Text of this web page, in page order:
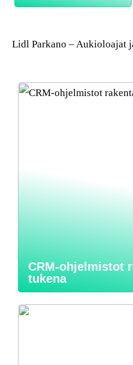
Lidl Parkano – Aukioloajat
CRM-ohjelmistot
tukena